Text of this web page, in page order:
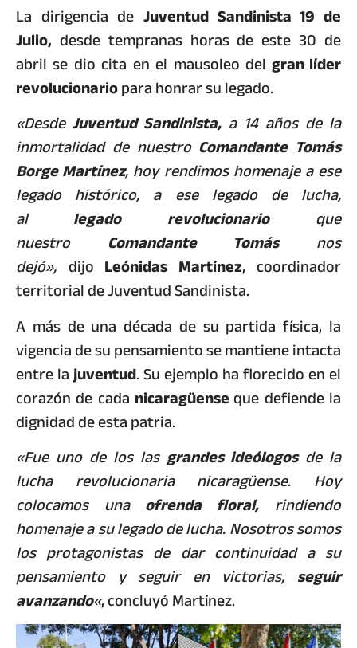
La dirigencia de Juventud Sandinista 19 de
Julio, desde tempranas horas de este 30 de
abril se dio cita en el mausoleo del gran líder
revolucionariopara honrar su legado.
«DesdeJuventud Sandinista, a 14 años de la
inmortalidad de nuestro Comandante Tomás
Borge Martínez, hoy rendimos homenaje a ese
legado histórico, a ese legado de lucha,
allegado revolucionarioque
nuestro Comandante Tomásnos
dejó», dijo Leónidas Martínez, coordinador
territorial de Juventud Sandinista.
​A más de una década de su partida física, la
vigencia de su pensamiento se mantiene intacta
entre lajuventud. Su ejemplo ha florecido en el
corazón de cada nicaragüenseque defiende la
dignidad de esta patria.
«Fue uno de los las grandes ideólogosde la
lucha revolucionaria nicaragüense. Hoy
colocamos unaofrenda floral, rindiendo
homenaje a su legado de lucha. Nosotros somos
los protagonistas de dar continuidad a su
pensamiento y seguir en victorias, seguir
avanzando«, concluyó Martínez.